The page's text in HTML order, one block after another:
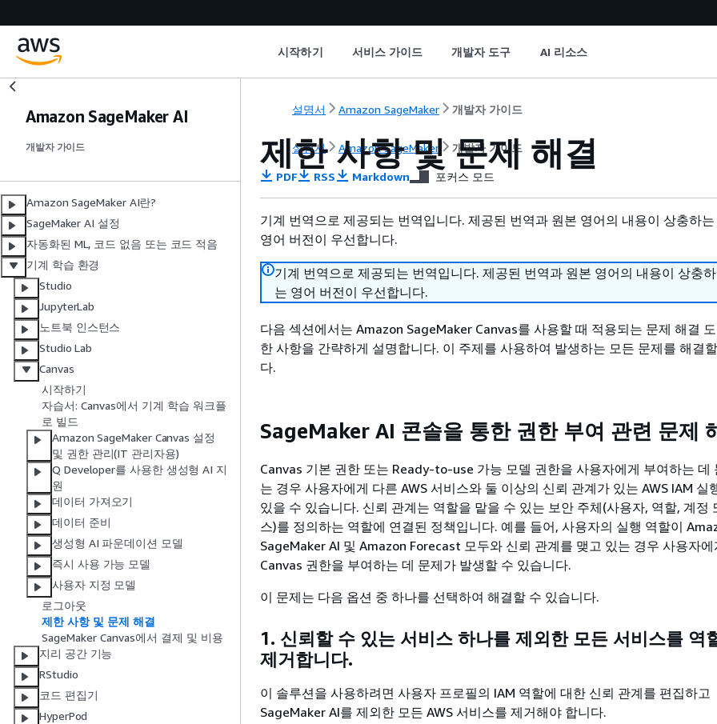
시작하기 서비스 가이드 개발자 도구 AI 리소스
Amazon SageMaker AI
개발자 가이드
Amazon SageMaker AI란?
SageMaker AI 설정
자동화된 ML, 코드 없음 또는 코드 적음
기계 학습 환경
Studio
JupyterLab
노트북 인스턴스
Studio Lab
Canvas
시작하기
자습서: Canvas에서 기계 학습 워크플
로 빌드
Amazon SageMaker Canvas 설정
및 권한 관리(IT 관리자용)
Q Developer를 사용한 생성형 AI 지
원
데이터 가져오기
데이터 준비
생성형 AI 파운데이션 모델
즉시 사용 가능 모델
사용자 지정 모델
로그아웃
제한 사항 및 문제 해결
SageMaker Canvas에서 결제 및 비용
지리 공간 기능
RStudio
코드 편집기
HyperPod
설명서 Amazon SageMaker 개발자 가이드
설명서 Amazon SageMaker 개발자 가이드
제한 사항 및 문제 해결
PDF RSS Markdown 포커스 모드
기계 번역으로 제공되는 번역입니다. 제공된 번역과 원본 영어의 내용이 상충하
영어 버전이 우선합니다.
기계 번역으로 제공되는 번역입니다. 제공된 번역과 원본 영어의 내용이 상충
는 영어 버전이 우선합니다.
다음 섹션에서는 Amazon SageMaker Canvas를 사용할 때 적용되는 문제 해결
한 사항을 간략하게 설명합니다. 이 주제를 사용하여 발생하는 모든 문제를 해결
다.
SageMaker AI 콘솔을 통한 권한 부여 관련 문제
Canvas 기본 권한 또는 Ready-to-use 가능 모델 권한을 사용자에게 부여하는 데
는 경우 사용자에게 다른 AWS 서비스와 둘 이상의 신뢰 관계가 있는 AWS IAM 실
있을 수 있습니다. 신뢰 관계는 역할을 맡을 수 있는 보안 주체(사용자, 역할, 계정
스)를 정의하는 역할에 연결된 정책입니다. 예를 들어, 사용자의 실행 역할이
SageMaker AI 및 Amazon Forecast 모두와 신뢰 관계를 맺고 있는 경우 사용자
Canvas 권한을 부여하는 데 문제가 발생할 수 있습니다.
이 문제는 다음 옵션 중 하나를 선택하여 해결할 수 있습니다.
1. 신뢰할 수 있는 서비스 하나를 제외한 모든 서비스를 역
제거합니다.
이 솔루션을 사용하려면 사용자 프로필의 IAM 역할에 대한 신뢰 관계를 편집하고
SageMaker AI를 제외한 모든 AWS 서비스를 제거해야 합니다.